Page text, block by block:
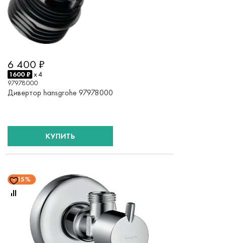
6 400 ₽
1600 ₽ x 4
97978000
Дивертор hansgrohe 97978000
КУПИТЬ
15%